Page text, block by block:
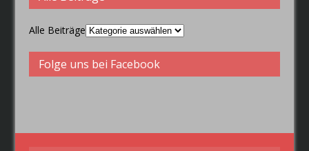
Alle Beiträge
Folge uns bei Facebook